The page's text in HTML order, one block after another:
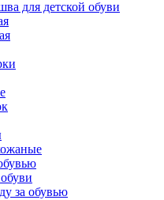
для детской обуви
за обувью